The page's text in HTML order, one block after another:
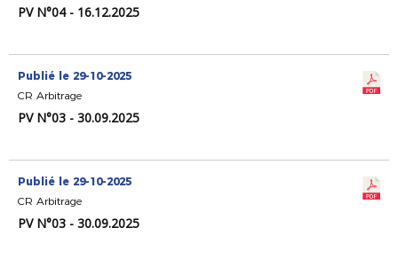
PV N°04 - 16.12.2025
Publié le 29-10-2025
CR Arbitrage
PV N°03 - 30.09.2025
Publié le 29-10-2025
CR Arbitrage
PV N°03 - 30.09.2025